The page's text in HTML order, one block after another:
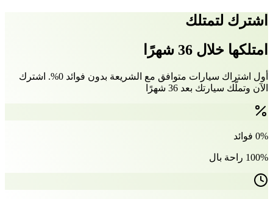
اشترك لتمتلك
امتلكها خلال 36 شهرًا
أول اشتراك سيارات متوافق مع الشريعة بدون فوائد 0%. اشترك
الآن وتملّك سيارتك بعد 36 شهرًا
0% فوائد
100% راحة بال